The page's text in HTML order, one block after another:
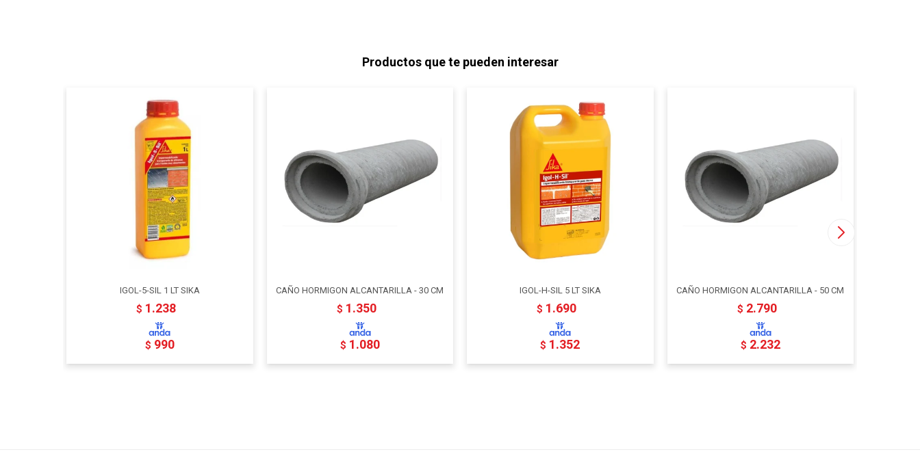
Productos que te pueden interesar
IGOL-5-SIL 1 LT SIKA
$ 1.238
$ 990
CAÑO HORMIGON ALCANTARILLA - 30 CM
$ 1.350
$ 1.080
IGOL-H-SIL 5 LT SIKA
$ 1.690
$ 1.352
CAÑO HORMIGON ALCANTARILLA - 50 CM
$ 2.790
$ 2.232